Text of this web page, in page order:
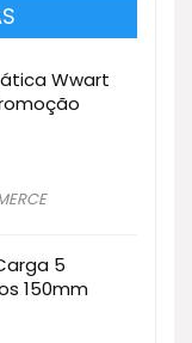
Wwart
5
150mm